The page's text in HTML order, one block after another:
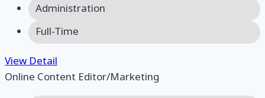
Administration
Full-Time
View Detail
Online Content Editor/Marketing